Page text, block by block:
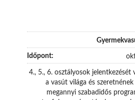
4., 5., 6. osztályosok jelentkezését
a vasút világa és
megannyi szabadidős